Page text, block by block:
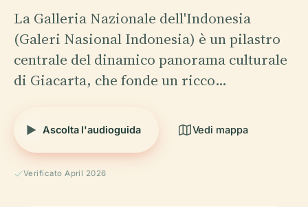
La Galleria Nazionale dell'Indonesia
(Galeri Nasional Indonesia) è un pilastro
centrale del dinamico panorama culturale
di Giacarta, che fonde un ricco…
Ascolta l'audioguida Vedi mappa
Verificato April 2026